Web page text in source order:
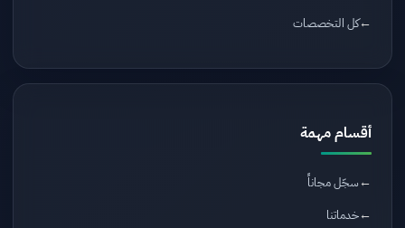
كل التخصصات
أقسام مهمة
سجّل مجاناً
خدماتنا